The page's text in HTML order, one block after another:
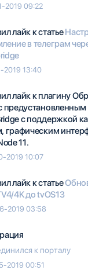
2019 09:22
лайк к статье
в телеграм
2019 13:40
лайк к плагину
предустановленным
с поддержкой
графическим
11.
2019 10:07
лайк к статье
4K до tvOS13
2019 03:58
к порталу
2019 00:51